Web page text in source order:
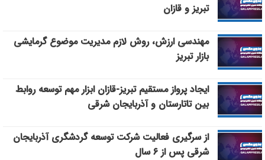
تبریز و قازان
مهندسی ارزش، روش لازم مدیریت موضوع گرمایشی
بازار تبریز
ایجاد پرواز مستقیم تبریز-قازان ابزار مهم توسعه روابط
بین تاتارستان و آذربایجان شرقی
از سرگیری فعالیت شرکت توسعه گردشگری آذربایجان
شرقی پس از ۶ سال